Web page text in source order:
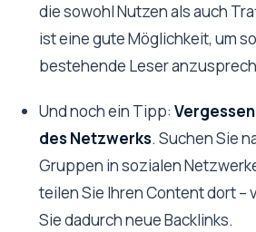
die sowohl Nutzen als auch
ist eine gute Möglichkeit, um
bestehende Leser
Und noch ein Tipp:
des Netzwerks. Suchen Sie
Gruppen in sozialen
teilen Sie Ihren Content dort –
Sie dadurch neue Backlinks.